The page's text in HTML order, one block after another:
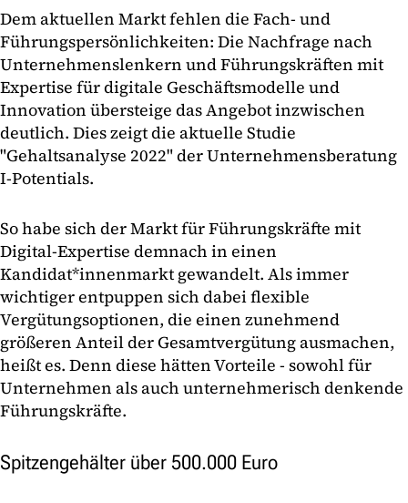
Dem aktuellen Markt fehlen die Fach- und
Führungspersönlichkeiten: Die Nachfrage nach
Unternehmenslenkern und Führungskräften mit
Expertise für digitale Geschäftsmodelle und
Innovation übersteige das Angebot inzwischen
deutlich. Dies zeigt die aktuelle Studie
"Gehaltsanalyse 2022" der Unternehmensberatung
I-Potentials.
So habe sich der Markt für Führungskräfte mit
Digital-Expertise demnach in einen
Kandidat*innenmarkt gewandelt. Als immer
wichtiger entpuppen sich dabei flexible
Vergütungsoptionen, die einen zunehmend
größeren Anteil der Gesamtvergütung ausmachen,
heißt es. Denn diese hätten Vorteile - sowohl für
Unternehmen als auch unternehmerisch denkende
Führungskräfte.
Spitzengehälter über 500.000 Euro